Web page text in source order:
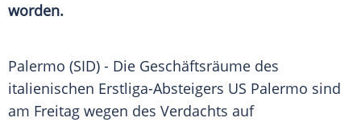
worden.
Palermo (SID) - Die Geschäftsräume des
italienischen Erstliga-Absteigers US Palermo sind
am Freitag wegen des Verdachts auf